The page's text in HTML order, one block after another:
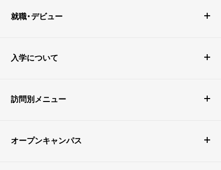
就職・デビュー
入学について
訪問別メニュー
オープンキャンパス